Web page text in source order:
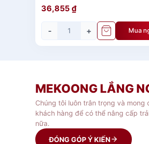
36,855 ₫
- + Mua
MEKOONG LẮNG
Chúng tôi luôn trân trọng và
khách hàng để có thể nâng cấp
nữa.
ĐÓNG GÓP Ý KIẾN